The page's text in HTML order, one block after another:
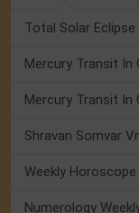
Total Solar